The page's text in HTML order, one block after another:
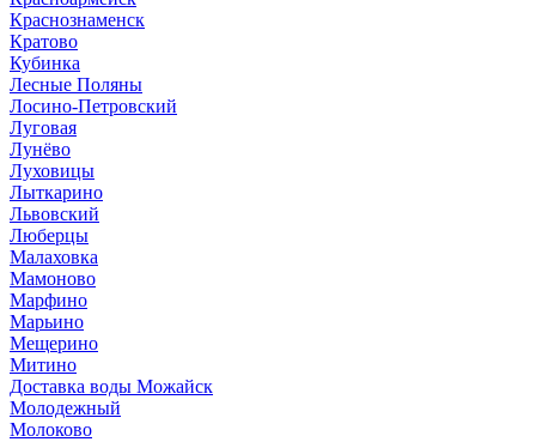
Краснознаменск
Кратово
Кубинка
Лесные Поляны
Лосино-Петровский
Луговая
Лунёво
Луховицы
Лыткарино
Львовский
Люберцы
Малаховка
Мамоново
Марфино
Марьино
Мещерино
Митино
Доставка воды Можайск
Молодежный
Молоково